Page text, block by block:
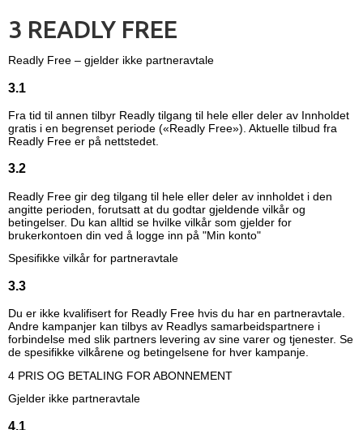
3 READLY FREE
Readly Free – gjelder ikke partneravtale
3.1
Fra tid til annen tilbyr Readly tilgang til hele eller deler av Innholdet
gratis i en begrenset periode («Readly Free»). Aktuelle tilbud fra
Readly Free er på nettstedet.
3.2
Readly Free gir deg tilgang til hele eller deler av innholdet i den
angitte perioden, forutsatt at du godtar gjeldende vilkår og
betingelser. Du kan alltid se hvilke vilkår som gjelder for
brukerkontoen din ved å logge inn på "Min konto"
Spesifikke vilkår for partneravtale
3.3
Du er ikke kvalifisert for Readly Free hvis du har en partneravtale.
Andre kampanjer kan tilbys av Readlys samarbeidspartnere i
forbindelse med slik partners levering av sine varer og tjenester. Se
de spesifikke vilkårene og betingelsene for hver kampanje.
4 PRIS OG BETALING FOR ABONNEMENT
Gjelder ikke partneravtale
4.1